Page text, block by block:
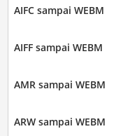
AIFC sampai WEBM
AIFF sampai WEBM
AMR sampai WEBM
ARW sampai WEBM